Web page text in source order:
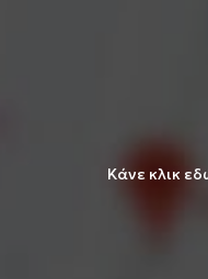
Κάνε κλικ